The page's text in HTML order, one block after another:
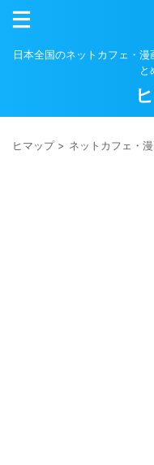
日本全国のネットカフェ・
と
ヒマップ> ネットカフェ・